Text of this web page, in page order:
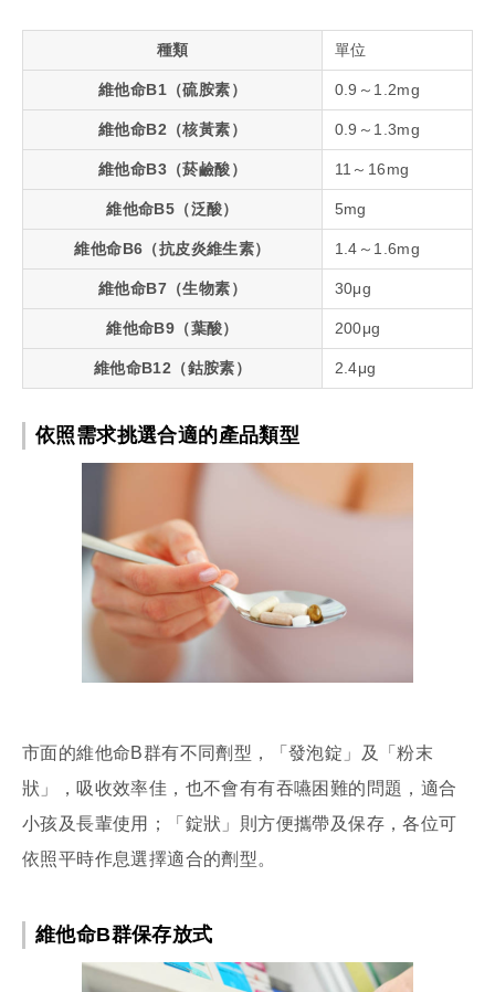
種類 單位
維他命B1（硫胺素） 0.9～1.2mg
維他命B2（核黃素） 0.9～1.3mg
維他命B3（菸鹼酸） 11～16mg
維他命B5（泛酸） 5mg
維他命B6（抗皮炎維生素） 1.4～1.6mg
維他命B7（生物素） 30μg
維他命B9（葉酸） 200μg
維他命B12（鈷胺素） 2.4μg
依照需求挑選合適的產品類型
市面的維他命B群有不同劑型，「發泡錠」及「粉末
狀」，吸收效率佳，也不會有有吞嚥困難的問題，適合
小孩及長輩使用；「錠狀」則方便攜帶及保存，各位可
依照平時作息選擇適合的劑型。
維他命B群保存放式